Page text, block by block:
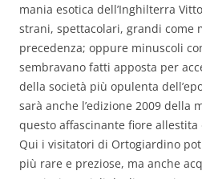
mania esotica dell’Inghilterra
strani, spettacolari, grandi come
precedenza; oppure minuscoli
sembravano fatti apposta per
della società più opulenta
sarà anche l’edizione 2009 della
questo affascinante fiore allestita
Qui i visitatori di Ortogiardino
più rare e preziose, ma anche